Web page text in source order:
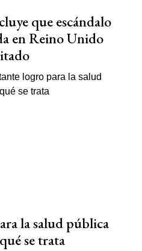
que escándalo
en Reino Unido
la salud pública
se trata